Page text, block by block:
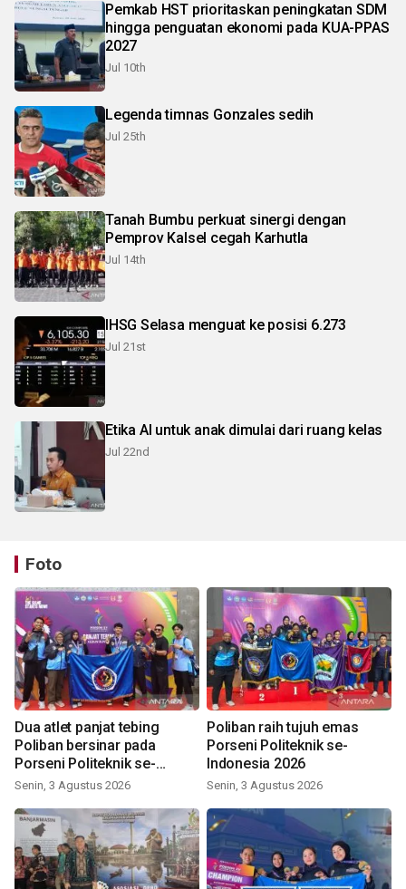
Pemkab HST prioritaskan peningkatan SDM
hingga penguatan ekonomi pada KUA-PPAS
2027
Jul 10th
Legenda timnas Gonzales sedih
Jul 25th
Tanah Bumbu perkuat sinergi dengan
Pemprov Kalsel cegah Karhutla
Jul 14th
IHSG Selasa menguat ke posisi 6.273
Jul 21st
Etika AI untuk anak dimulai dari ruang kelas
Jul 22nd
Foto
Dua atlet panjat tebing
Poliban bersinar pada
Porseni Politeknik se-
Indonesia 2026
Senin, 3 Agustus 2026
Poliban raih tujuh emas
Porseni Politeknik se-
Indonesia 2026
Senin, 3 Agustus 2026